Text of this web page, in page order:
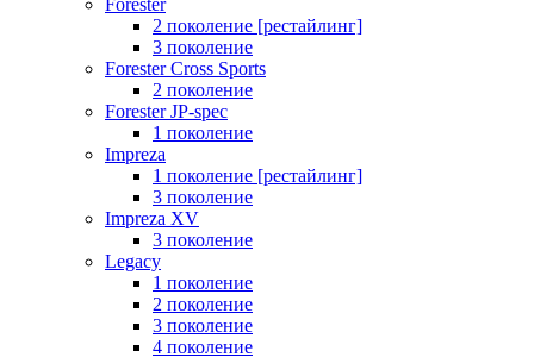
Forester
2 поколение [рестайлинг]
3 поколение
Forester Cross Sports
2 поколение
Forester JP-spec
1 поколение
Impreza
1 поколение [рестайлинг]
3 поколение
Impreza XV
3 поколение
Legacy
1 поколение
2 поколение
3 поколение
4 поколение